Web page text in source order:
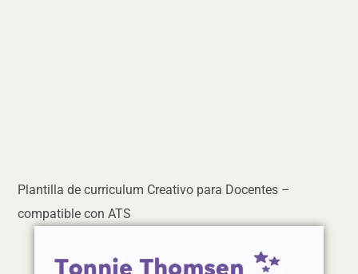
Plantilla de curriculum Creativo para Docentes –
compatible con ATS